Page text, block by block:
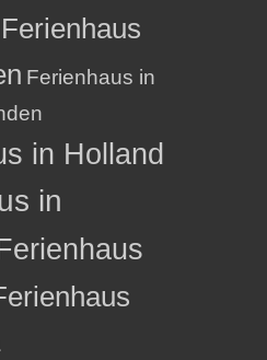
Ferienhaus
Ferienhaus in
in Holland
in